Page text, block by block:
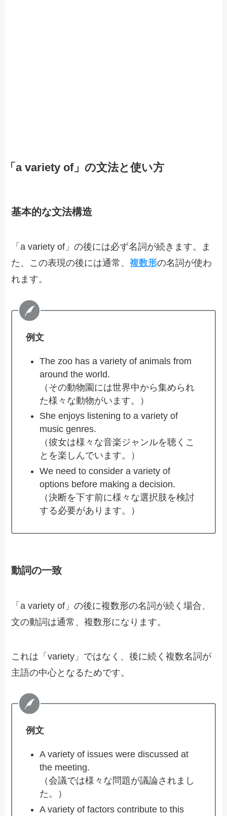
「a variety of」の文法と使い方
基本的な文法構造
「a variety of」の後には必ず名詞が続きます。ま
た、この表現の後には通常、複数形の名詞が使わ
れます。
例文
The zoo has a variety of animals from
around the world.
（その動物園には世界中から集められ
た様々な動物がいます。）
She enjoys listening to a variety of
music genres.
（彼女は様々な音楽ジャンルを聴くこ
とを楽しんでいます。）
We need to consider a variety of
options before making a decision.
（決断を下す前に様々な選択肢を検討
する必要があります。）
動詞の一致
「a variety of」の後に複数形の名詞が続く場合、
文の動詞は通常、複数形になります。
これは「variety」ではなく、後に続く複数名詞が
主語の中心となるためです。
例文
A variety of issues were discussed at
the meeting.
（会議では様々な問題が議論されまし
た。）
A variety of factors contribute to this